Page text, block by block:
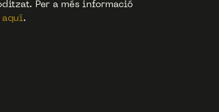
Per a més informació
aquí.